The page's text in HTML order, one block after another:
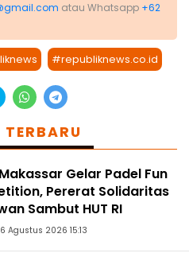
atau Whatsapp +62
#republiknews.co.id
Gelar Padel Fun
Pererat Solidaritas
Sambut HUT RI
Agustus 2026 15:13